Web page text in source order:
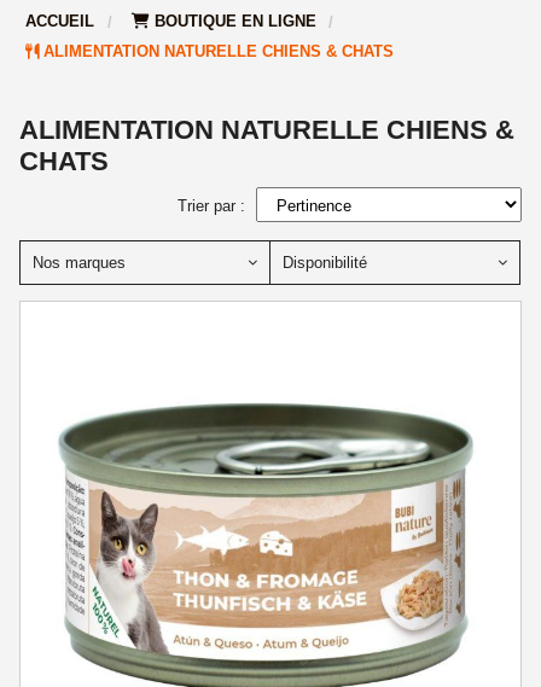
ACCUEIL
BOUTIQUE EN LIGNE
ALIMENTATION NATURELLE CHIENS & CHATS
ALIMENTATION NATURELLE CHIENS &
CHATS
Trier par :
Nos marques Disponibilité